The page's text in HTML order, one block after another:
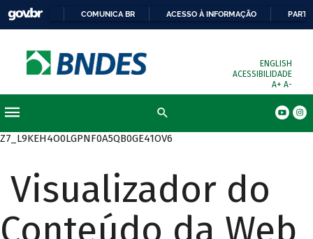
COMUNICA BR ACESSO À INFORMAÇÃO
ENGLISH
ACESSIBILIDADE
A+ A-
Z7_L9KEH4O0LGPNF0A5QB0GE41OV6
Visualizador do
Conteúdo da Web